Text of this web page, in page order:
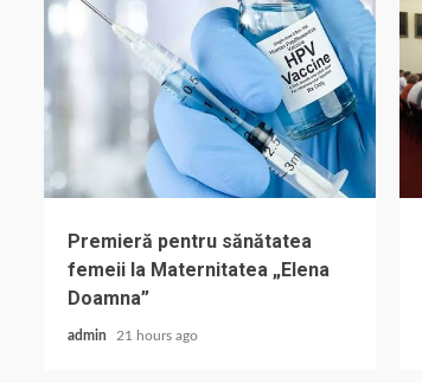
Premieră pentru sănătatea
femeii la Maternitatea „Elena
Doamna”
admin 21 hours ago